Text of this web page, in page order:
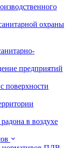
охраны
предприятий
поверхности
в воздухе